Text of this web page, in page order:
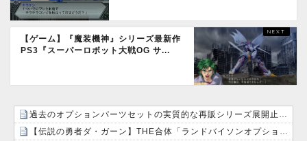
【ゲーム】『魔装機神』シリーズ最新作
PS3『スーパーロボット大戦OG サ...
過去のオプションパーツセットの実質的な再販シリーズ展開止まるの早すぎない？
【伝説の勇者ダ・ガーン】THE合体「ランドバイソンオプションセット」完成品トイ【予約開始】